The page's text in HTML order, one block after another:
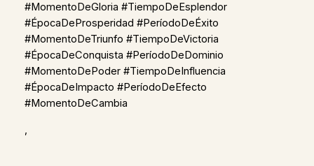
#MomentoDeGloria #TiempoDeEsplendor
#ÉpocaDeProsperidad #PeríodoDeÉxito
#MomentoDeTriunfo #TiempoDeVictoria
#ÉpocaDeConquista #PeríodoDeDominio
#MomentoDePoder #TiempoDeInfluencia
#ÉpocaDeImpacto #PeríodoDeEfecto
#MomentoDeCambia